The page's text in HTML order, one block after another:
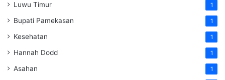
Luwu Timur 1
Bupati Pamekasan 1
Kesehatan 1
Hannah Dodd 1
Asahan 1